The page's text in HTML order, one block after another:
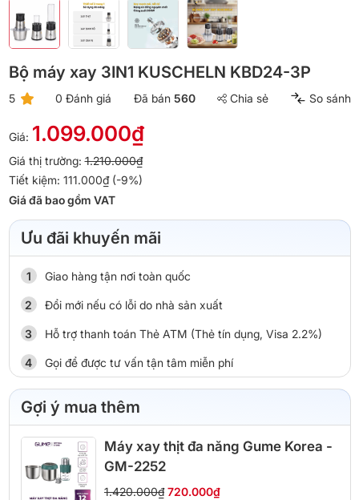
Bộ máy xay 3IN1 KUSCHELN KBD24-3P
5 0 Đánh giá Đã bán 560 Chia sẻ So sánh
Giá: 1.099.000₫
Giá thị trường:1.210.000₫
Tiết kiệm: 111.000₫ (-9%)
Giá đã bao gồm VAT
Ưu đãi khuyến mãi
Giao hàng tận nơi toàn quốc
Đổi mới nếu có lỗi do nhà sản xuất
Hỗ trợ thanh toán Thẻ ATM (Thẻ tín dụng, Visa 2.2%)
Gọi để được tư vấn tận tâm miễn phí
Gợi ý mua thêm
Máy xay thịt đa năng Gume Korea -
GM-2252
1.420.000₫ 720.000₫